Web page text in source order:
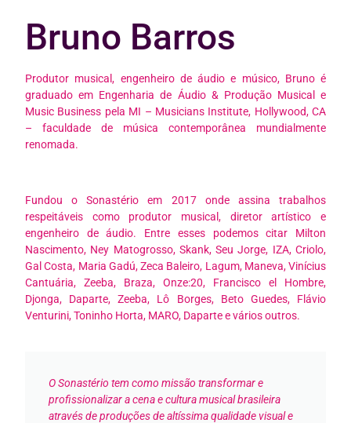
Bruno Barros
Produtor musical, engenheiro de áudio e músico, Bruno é
graduado em Engenharia de Áudio & Produção Musical e
Music Business pela MI – Musicians Institute, Hollywood, CA
– faculdade de música contemporânea mundialmente
renomada.
Fundou o Sonastério em 2017 onde assina trabalhos
respeitáveis como produtor musical, diretor artístico e
engenheiro de áudio. Entre esses podemos citar Milton
Nascimento, Ney Matogrosso, Skank, Seu Jorge, IZA, Criolo,
Gal Costa, Maria Gadú, Zeca Baleiro, Lagum, Maneva, Vinícius
Cantuária, Zeeba, Braza, Onze:20, Francisco el Hombre,
Djonga, Daparte, Zeeba, Lô Borges, Beto Guedes, Flávio
Venturini, Toninho Horta, MARO, Daparte e vários outros.
O Sonastério tem como missão transformar e
profissionalizar a cena e cultura musical brasileira
através de produções de altíssima qualidade visual e